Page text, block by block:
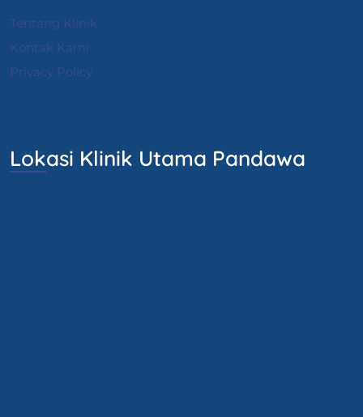
Tentang Klinik
Kontak Kami
Privacy Policy
Lokasi Klinik Utama Pandawa